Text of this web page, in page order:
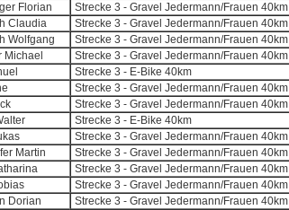
Florian
Strecke 3 - Gravel Jedermann/Frauen 40km
Claudia
Strecke 3 - Gravel Jedermann/Frauen 40km
Wolfgang
Strecke 3 - Gravel Jedermann/Frauen 40km
Michael
Strecke 3 - Gravel Jedermann/Frauen 40km
Strecke 3 - E-Bike 40km
Strecke 3 - Gravel Jedermann/Frauen 40km
Strecke 3 - Gravel Jedermann/Frauen 40km
Strecke 3 - E-Bike 40km
Strecke 3 - Gravel Jedermann/Frauen 40km
Martin
Strecke 3 - Gravel Jedermann/Frauen 40km
Strecke 3 - Gravel Jedermann/Frauen 40km
Strecke 3 - Gravel Jedermann/Frauen 40km
Dorian
Strecke 3 - Gravel Jedermann/Frauen 40km